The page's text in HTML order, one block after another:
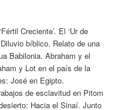
Creciente’. El ‘Ur de
bíblico. Relato de una
Babilonia. Abraham y el
y Lot en el país de la
José en Egipto.
de esclavitud en Pitom
Hacia el Sinaí. Junto